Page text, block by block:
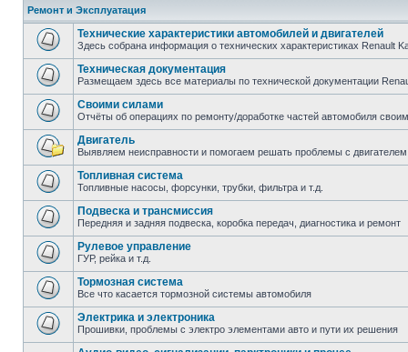
Ремонт и Эксплуатация
Технические характеристики автомобилей и двигателей
Здесь собрана информация о технических характеристиках Renault
Техническая документация
Размещаем здесь все материалы по технической документации
Своими силами
Отчёты об операциях по ремонту/доработке частей автомобиля
Двигатель
Выявляем неисправности и помогаем решать проблемы с двигателем
Топливная система
Топливные насосы, форсунки, трубки, фильтра и т.д.
Подвеска и трансмиссия
Передняя и задняя подвеска, коробка передач, диагностика и ремонт
Рулевое управление
ГУР, рейка и т.д.
Тормозная система
Все что касается тормозной системы автомобиля
Электрика и электроника
Прошивки, проблемы с электро элементами авто и пути их решения